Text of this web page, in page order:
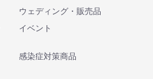
ウェディング・販売品
イベント
感染症対策商品